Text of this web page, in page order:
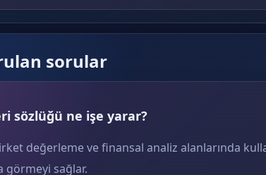
sorular
sözlüğü ne işe yarar?
değerleme ve finansal analiz alanlarında
görmeyi sağlar.